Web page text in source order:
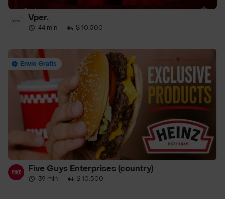
Vper.
44 min · $ 10.500
Envío Gratis
Five Guys Enterprises (country)
39 min · $ 10.500